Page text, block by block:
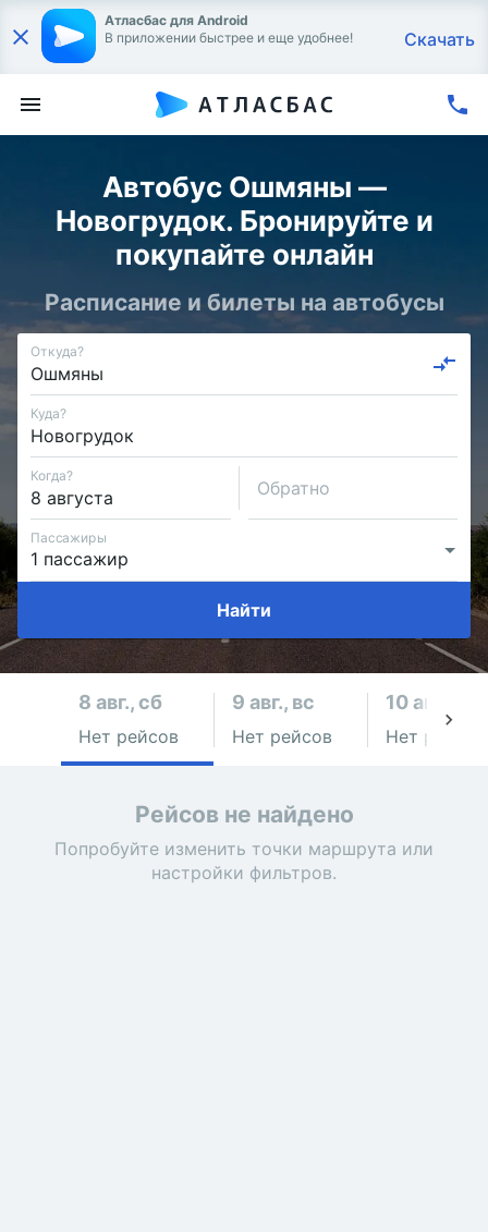
Атласбас для Android
В приложении быстрее и еще удобнее!
Скачать
Автобус Ошмяны —
Новогрудок. Бронируйте и
покупайте онлайн
Расписание и билеты на автобусы
Откуда?
Куда?
Когда?
Обратно
Пассажиры
Найти
8 авг., сб
Нет рейсов
9 авг., вс
Нет рейсов
10 авг., пн
Нет рейсов
Рейсов не найдено
Попробуйте изменить точки маршрута или
настройки фильтров.